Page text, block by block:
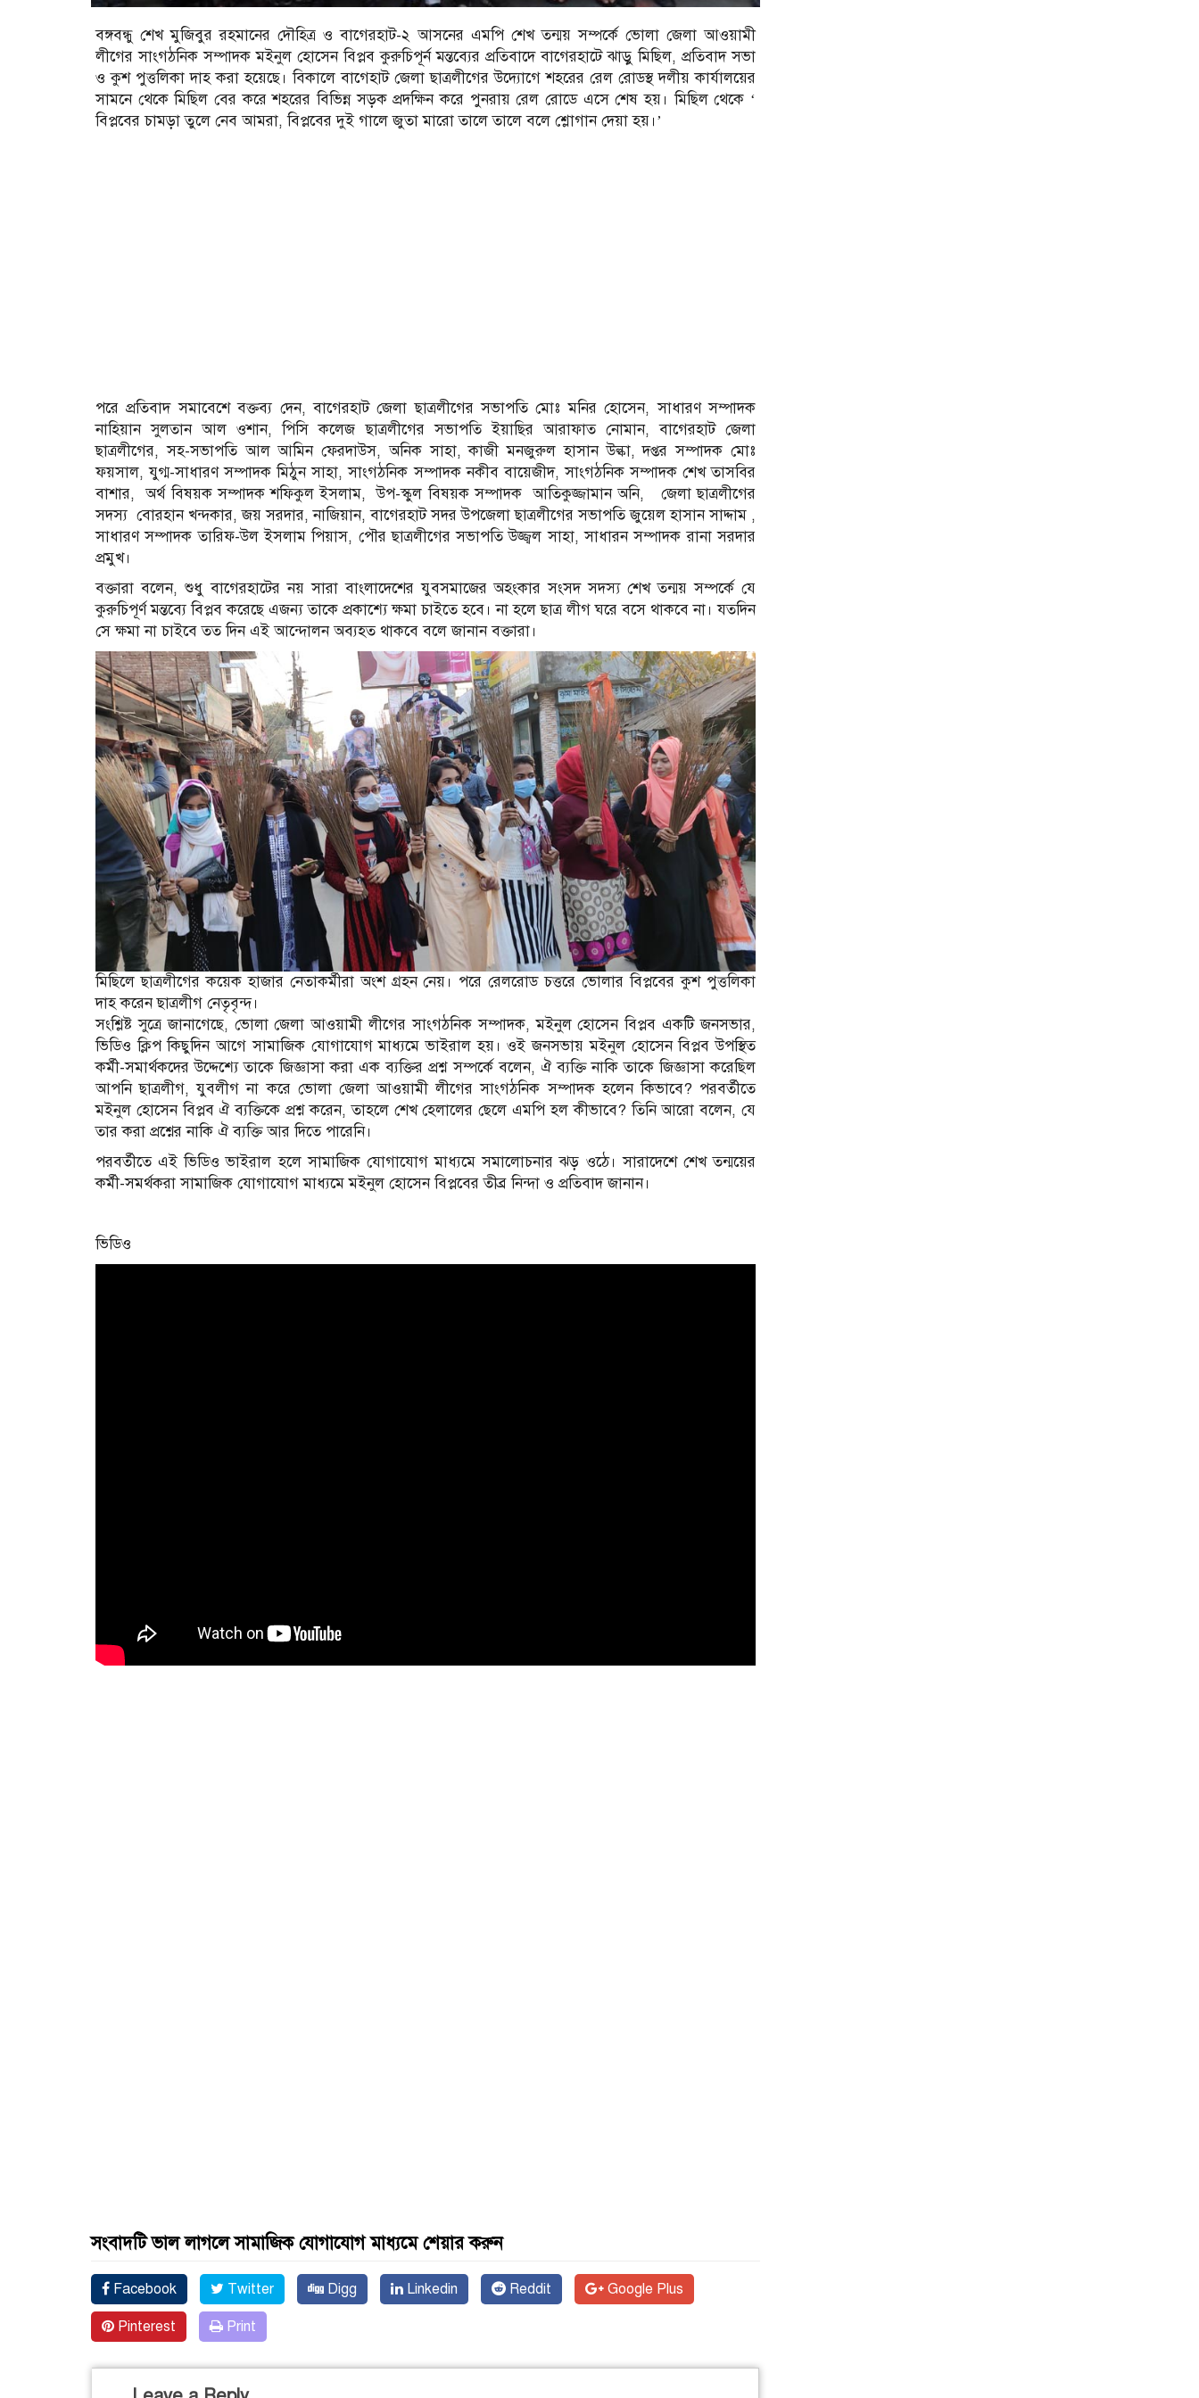
বঙ্গবন্ধু শেখ মুজিবুর রহমানের দৌহিত্র ও বাগেরহাট-২ আসনের এমপি শেখ তন্ময় সম্পর্কে ভোলা জেলা আওয়ামী
লীগের সাংগঠনিক সম্পাদক মইনুল হোসেন বিপ্লব কুরুচিপূর্ন মন্তব্যের প্রতিবাদে বাগেরহাটে ঝাড়ু মিছিল, প্রতিবাদ সভা
ও কুশ পুত্তলিকা দাহ করা হয়েছে। বিকালে বাগেহাট জেলা ছাত্রলীগের উদ্যোগে শহরের রেল রোডস্থ দলীয় কার্যালয়ের
সামনে থেকে মিছিল বের করে শহরের বিভিন্ন সড়ক প্রদক্ষিন করে পুনরায় রেল রোডে এসে শেষ হয়। মিছিল থেকে ‘
বিপ্লবের চামড়া তুলে নেব আমরা, বিপ্লবের দুই গালে জুতা মারো তালে তালে বলে শ্লোগান দেয়া হয়।’
পরে প্রতিবাদ সমাবেশে বক্তব্য দেন, বাগেরহাট জেলা ছাত্রলীগের সভাপতি মোঃ মনির হোসেন, সাধারণ সম্পাদক
নাহিয়ান সুলতান আল ওশান, পিসি কলেজ ছাত্রলীগের সভাপতি ইয়াছির আরাফাত নোমান, বাগেরহাট জেলা
ছাত্রলীগের, সহ-সভাপতি আল আমিন ফেরদাউস, অনিক সাহা, কাজী মনজুরুল হাসান উল্কা, দপ্তর সম্পাদক মোঃ
ফয়সাল, যুগ্ম-সাধারণ সম্পাদক মিঠুন সাহা, সাংগঠ‌নিক সম্পাদক নকীব বায়েজীদ, সাংগঠ‌নিক সম্পাদক শেখ তাসবির
বাশার, অর্থ বিষয়ক সম্পাদক শফিকুল ইসলাম, উপ-স্কুল বিষয়ক সম্পাদক আতিকুজ্জামান অনি, জেলা ছাত্রলী‌গের
সদস‌্য বোরহান খন্দকার, জয় সরদার, নাজিয়ান, বাগেরহাট সদর উপজেলা ছাত্রলীগের সভাপ‌তি জুয়েল হাসান সাদ্দাম ,
সাধারণ সম্পাদক তারিফ-উল ইসলাম পিয়াস, পৌর ছাত্রলীগের সভাপ‌তি উজ্জ্বল সাহা, সাধারন সম্পাদক রানা সরদার
প্রমুখ।
বক্তারা বলেন, শুধু বাগেরহাটের নয় সারা বাংলাদেশের যুবসমাজের অহংকার সংসদ সদস্য শেখ তন্ময় সম্পর্কে যে
কুরুচিপূর্ণ মন্তব্যে বিপ্লব করেছে এজন্য তাকে প্রকাশ্যে ক্ষমা চাইতে হবে। না হলে ছাত্র লীগ ঘরে বসে থাকবে না। যতদিন
সে ক্ষমা না চাইবে তত দিন এই আন্দোলন অব্যহত থাকবে বলে জানান বক্তারা।
মিছিলে ছাত্রলীগের কয়েক হাজার নেতাকর্মীরা অংশ গ্রহন নেয়। পরে রেলরোড চত্তরে ভোলার বিপ্লবের কুশ পুত্তলিকা
দাহ করেন ছাত্রলীগ নেতৃবৃন্দ।
সংশ্লিষ্ট সুত্রে জানাগেছে, ভোলা জেলা আওয়ামী লীগের সাংগঠনিক সম্পাদক, মইনুল হোসেন বিপ্লব একটি জনসভার,
ভিডিও ক্লিপ কিছুদিন আগে সামাজিক যোগাযোগ মাধ্যমে ভাইরাল হয়। ওই জনসভায় মইনুল হোসেন বিপ্লব উপস্থিত
কর্মী-সমার্থকদের উদ্দেশ্যে তাকে জিজ্ঞাসা করা এক ব্যক্তির প্রশ্ন সম্পর্কে বলেন, ঐ ব্যক্তি নাকি তাকে জিজ্ঞাসা করেছিল
আপনি ছাত্রলীগ, যুবলীগ না করে ভোলা জেলা আওয়ামী লীগের সাংগঠনিক সম্পাদক হলেন কিভাবে? পরবর্তীতে
মইনুল হোসেন বিপ্লব ঐ ব্যক্তিকে প্রশ্ন করেন, তাহলে শেখ হেলালের ছেলে এমপি হল কীভাবে? তিনি আরো বলেন, যে
তার করা প্রশ্নের নাকি ঐ ব্যক্তি আর দিতে পারেনি।
পরবর্তীতে এই ভিডিও ভাইরাল হলে সামাজিক যোগাযোগ মাধ্যমে সমালোচনার ঝড় ওঠে। সারাদেশে শেখ তন্ময়ের
কর্মী-সমর্থকরা সামাজিক যোগাযোগ মাধ্যমে মইনুল হোসেন বিপ্লবের তীব্র নিন্দা ও প্রতিবাদ জানান।
ভিডিও
সংবাদটি ভাল লাগলে সামাজিক যোগাযোগ মাধ্যমে শেয়ার করুন
Facebook Twitter Digg Linkedin Reddit Google Plus
Pinterest Print